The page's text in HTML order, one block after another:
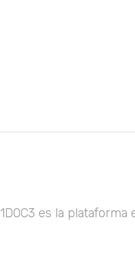
1DOC3 es la